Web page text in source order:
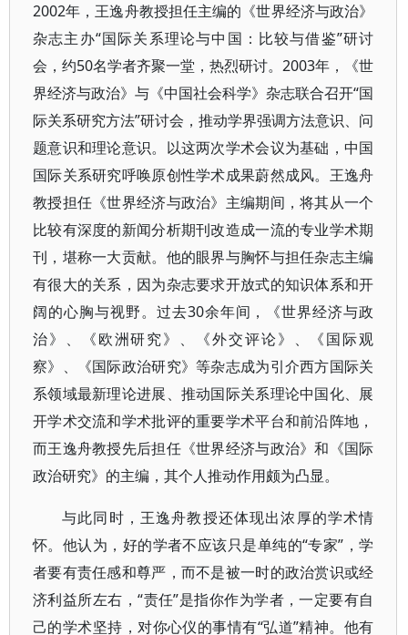
2002年，王逸舟教授担任主编的《世界经济与政治》
杂志主办“国际关系理论与中国：比较与借鉴”研讨
会，约50名学者齐聚一堂，热烈研讨。2003年，《世
界经济与政治》与《中国社会科学》杂志联合召开“国
际关系研究方法”研讨会，推动学界强调方法意识、问
题意识和理论意识。以这两次学术会议为基础，中国
国际关系研究呼唤原创性学术成果蔚然成风。王逸舟
教授担任《世界经济与政治》主编期间，将其从一个
比较有深度的新闻分析期刊改造成一流的专业学术期
刊，堪称一大贡献。他的眼界与胸怀与担任杂志主编
有很大的关系，因为杂志要求开放式的知识体系和开
阔的心胸与视野。过去30余年间，《世界经济与政
治》、《欧洲研究》、《外交评论》、《国际观
察》、《国际政治研究》等杂志成为引介西方国际关
系领域最新理论进展、推动国际关系理论中国化、展
开学术交流和学术批评的重要学术平台和前沿阵地，
而王逸舟教授先后担任《世界经济与政治》和《国际
政治研究》的主编，其个人推动作用颇为凸显。
与此同时，王逸舟教授还体现出浓厚的学术情
怀。他认为，好的学者不应该只是单纯的“专家”，学
者要有责任感和尊严，而不是被一时的政治赏识或经
济利益所左右，“责任”是指你作为学者，一定要有自
己的学术坚持，对你心仪的事情有“弘道”精神。他有